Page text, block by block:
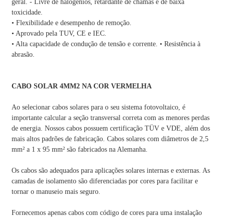
geral. - Livre de halogênios, retardante de chamas e de baixa
toxicidade.
• Flexibilidade e desempenho de remoção.
• Aprovado pela TUV, CE e IEC.
• Alta capacidade de condução de tensão e corrente. • Resistência à
abrasão.
CABO SOLAR 4MM2 NA COR VERMELHA
Ao selecionar cabos solares para o seu sistema fotovoltaico, é
importante calcular a seção transversal correta com as menores perdas
de energia. Nossos cabos possuem certificação TÜV e VDE, além dos
mais altos padrões de fabricação. Cabos solares com diâmetros de 2,5
mm² a 1 x 95 mm² são fabricados na Alemanha.
Os cabos são adequados para aplicações solares internas e externas. As
camadas de isolamento são diferenciadas por cores para facilitar e
tornar o manuseio mais seguro.
Fornecemos apenas cabos com código de cores para uma instalação